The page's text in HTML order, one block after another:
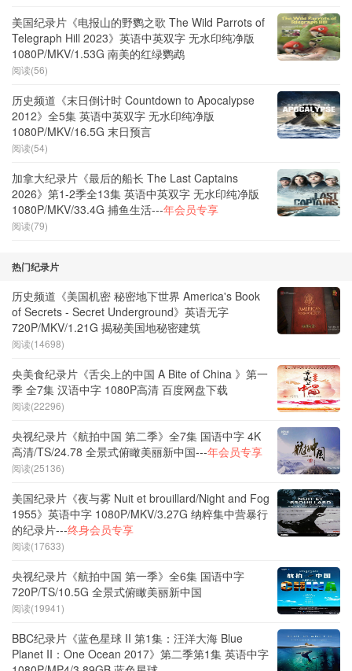
美国纪录片《电报山的野鹦之歌 The Wild Parrots of
Telegraph Hill 2023》英语中英双字 无水印纯净版
1080P/MKV/1.53G 南美的红绿鹦鹉
阅读(56)
历史频道《末日倒计时 Countdown to Apocalypse
2012》全5集 英语中英双字 无水印纯净版
1080P/MKV/16.5G 末日预言
阅读(54)
加拿大纪录片《最后的船长 The Last Captains
2026》第1-2季全13集 英语中英双字 无水印纯净版
1080P/MKV/33.4G 捕鱼生活---年会员专享
阅读(79)
热门纪录片
历史频道《美国机密 秘密地下世界 America's Book
of Secrets - Secret Underground》英语无字
720P/MKV/1.21G 揭秘美国地秘密建筑
阅读(14698)
央美食纪录片《舌尖上的中国 A Bite of China 》第一
季 全7集 汉语中字 1080P高清 百度网盘下载
阅读(22296)
央视纪录片《航拍中国 第二季》全7集 国语中字 4K
高清/TS/24.78 全景式俯瞰美丽新中国---年会员专享
阅读(25136)
美国纪录片《夜与雾 Nuit et brouillard/Night and Fog
1955》英语中字 1080P/MKV/3.27G 纳粹集中营暴行
的纪录片---终身会员专享
阅读(17633)
央视纪录片《航拍中国 第一季》全6集 国语中字
720P/TS/10.5G 全景式俯瞰美丽新中国
阅读(19941)
BBC纪录片《蓝色星球 II 第1集：汪洋大海 Blue
Planet II：One Ocean 2017》第二季第1集 英语中字